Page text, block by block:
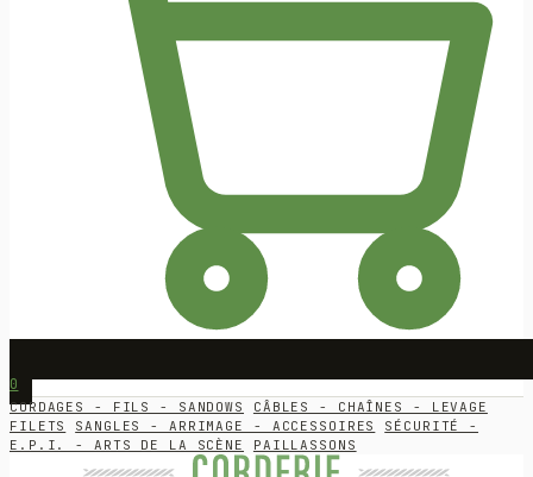
0
CORDAGES - FILS - SANDOWS
CÂBLES - CHAÎNES - LEVAGE
FILETS
SANGLES - ARRIMAGE - ACCESSOIRES
SÉCURITÉ -
E.P.I. - ARTS DE LA SCÈNE
PAILLASSONS